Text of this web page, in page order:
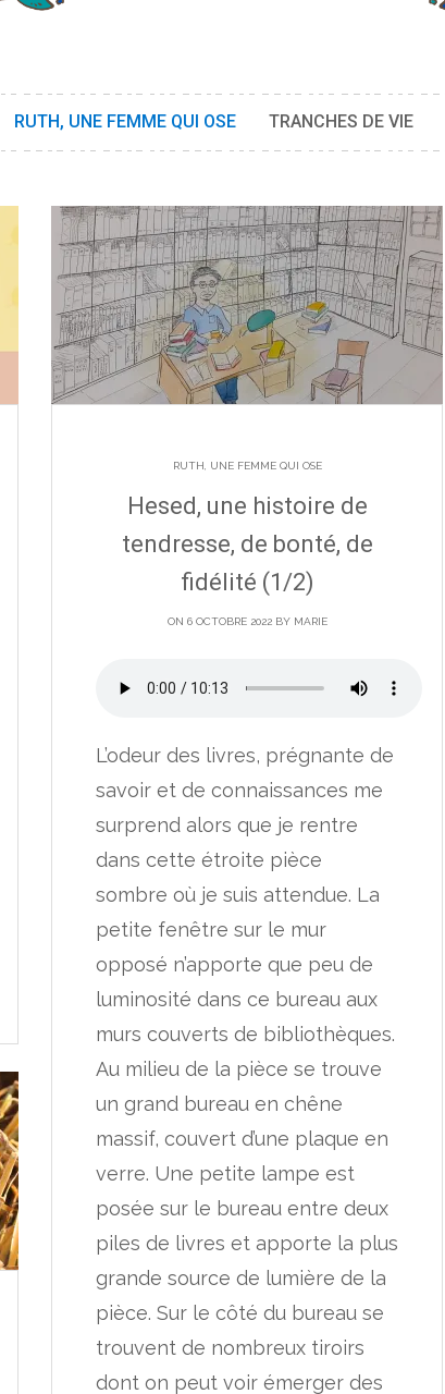
RUTH, UNE FEMME QUI OSE TRANCHES DE VIE
RUTH, UNE FEMME QUI OSE
Hesed, une histoire de
tendresse, de bonté, de
fidélité (1/2)
ON 6 OCTOBRE 2022 BY MARIE
L’odeur des livres, prégnante de
savoir et de connaissances me
surprend alors que je rentre
dans cette étroite pièce
sombre où je suis attendue. La
petite fenêtre sur le mur
opposé n’apporte que peu de
luminosité dans ce bureau aux
murs couverts de bibliothèques.
Au milieu de la pièce se trouve
un grand bureau en chêne
massif, couvert d’une plaque en
verre. Une petite lampe est
posée sur le bureau entre deux
piles de livres et apporte la plus
grande source de lumière de la
pièce. Sur le côté du bureau se
trouvent de nombreux tiroirs
dont on peut voir émerger des